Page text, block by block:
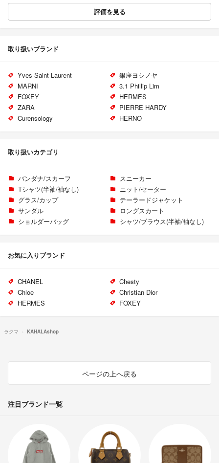
評価を見る
取り扱いブランド
Yves Saint Laurent
銀座ヨシノヤ
MARNI
3.1 Phillip Lim
FOXEY
HERMES
ZARA
PIERRE HARDY
Curensology
HERNO
取り扱いカテゴリ
バンダナ/スカーフ
スニーカー
Tシャツ(半袖/袖なし)
ニット/セーター
グラス/カップ
テーラードジャケット
サンダル
ロングスカート
ショルダーバッグ
シャツ/ブラウス(半袖/袖なし)
お気に入りブランド
CHANEL
Chesty
Chloe
Christian Dior
HERMES
FOXEY
ラクマ KAHALAshop
ページの上へ戻る
注目ブランド一覧